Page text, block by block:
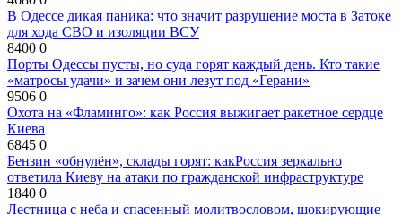
В Одессе дикая паника: что значит разрушение моста в Затоке
для хода СВО и изоляции ВСУ
8400 0
Порты Одессы пусты, но суда горят каждый день. Кто такие
«матросы удачи» и зачем они лезут под «Герани»
9506 0
Охота на «Фламинго»: как Россия выжигает ракетное сердце
Киева
6845 0
Бензин «обнулён», склады горят: какРоссия зеркально
ответила Киеву на атаки по гражданской инфраструктуре
1840 0
Лестница с неба и спасенный молитвословом, шокирующие